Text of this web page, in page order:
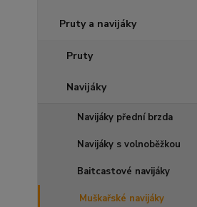
Pruty a navijáky
Pruty
Navijáky
Navijáky přední brzda
Navijáky s volnoběžkou
Baitcastové navijáky
Muškařské navijáky